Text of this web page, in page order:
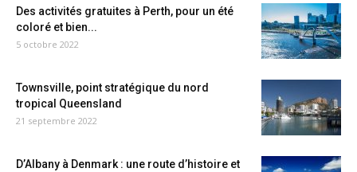
Des activités gratuites à Perth, pour un été
coloré et bien...
5 octobre 2022
Townsville, point stratégique du nord
tropical Queensland
21 septembre 2022
D’Albany à Denmark : une route d’histoire et